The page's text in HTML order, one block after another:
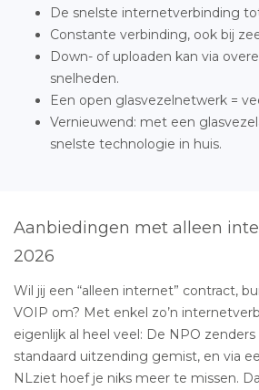
De snelste internetverbinding tot
Constante verbinding, ook bij
Down- of uploaden kan via
snelheden.
Een open glasvezelnetwerk =
Vernieuwend: met een
snelste technologie in huis.
Aanbiedingen met alleen
2026
Wil jij een “alleen internet” contract,
VOIP om? Met enkel zo’n
eigenlijk al heel veel: De NPO
standaard uitzending gemist, en via
NLziet hoef je niks meer te missen.